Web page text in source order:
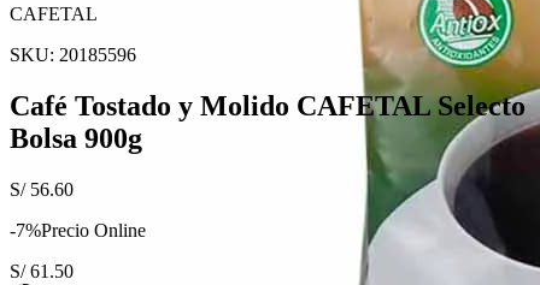
CAFETAL
SKU: 20185596
Café Tostado y Molido CAFETAL Selecto
Bolsa 900g
S/ 56.60
-7%Precio Online
S/61.50